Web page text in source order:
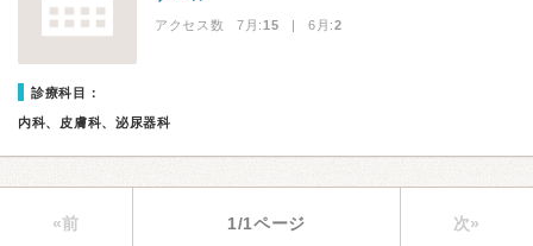
アクセス数 7月:15 | 6月:2
診療科目：
内科、皮膚科、泌尿器科
«前 1/1ページ 次»